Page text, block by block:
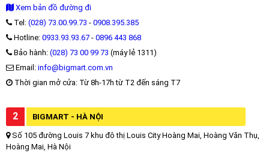
Xem bản đồ đường đi
Tel: (028) 73.00.99.73 - 0908.395.385
Hotline: 0933.93.93.67 - 0896 443 868
Bảo hành: (028) 73 00 99 73 (máy lẻ 1311)
Email: info@bigmart.com.vn
Thời gian mở cửa: Từ 8h-17h từ T2 đến sáng T7
2 BIGMART - HÀ NỘI
Số 105 đường Louis 7 khu đô thị Louis City Hoàng Mai, Hoàng Văn Thụ,
Hoàng Mai, Hà Nội